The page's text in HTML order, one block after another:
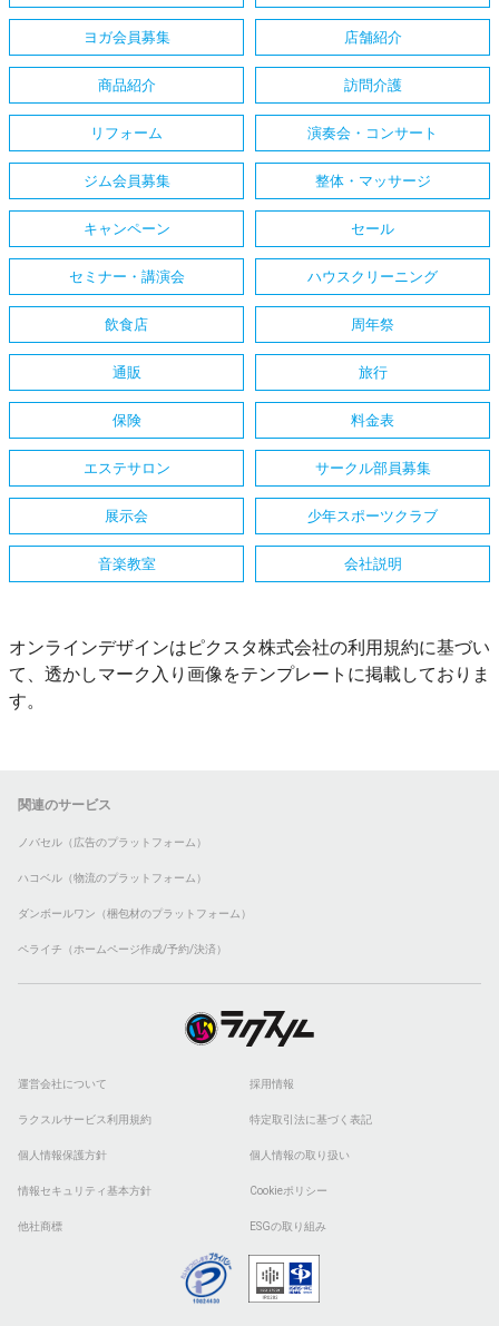
ヨガ会員募集 店舗紹介
商品紹介 訪問介護
リフォーム 演奏会・コンサート
ジム会員募集 整体・マッサージ
キャンペーン セール
セミナー・講演会 ハウスクリーニング
飲食店 周年祭
通販 旅行
保険 料金表
エステサロン サークル部員募集
展示会 少年スポーツクラブ
音楽教室 会社説明
オンラインデザインはピクスタ株式会社の利用規約に基づい
て、透かしマーク入り画像をテンプレートに掲載しておりま
す。
関連のサービス
ノバセル（広告のプラットフォーム）
ハコベル（物流のプラットフォーム）
ダンボールワン（梱包材のプラットフォーム）
ペライチ（ホームページ作成/予約/決済）
運営会社について 採用情報
ラクスルサービス利用規約 特定取引法に基づく表記
個人情報保護方針 個人情報の取り扱い
情報セキュリティ基本方針 Cookieポリシー
他社商標 ESGの取り組み